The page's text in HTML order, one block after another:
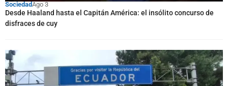
SociedadAgo 3
Desde Haaland hasta el Capitán América: el insólito concurso de
disfraces de cuy